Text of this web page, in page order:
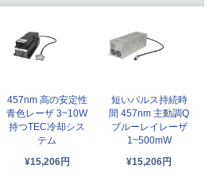
457nm 高の安定性
青色レーザ 3~10W
持つTEC冷却シス
テム
¥15,206円
短いパルス持続時
間 457nm 主動調Q
ブルーレイレーザ
1~500mW
¥15,206円